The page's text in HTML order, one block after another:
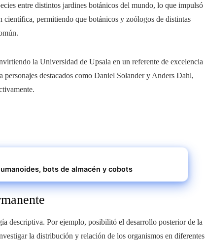
entre distintos jardines botánicos del mundo, lo que impulsó
permitiendo que botánicos y zoólogos de distintas
la Universidad de Upsala en un referente de excelencia
destacados como Daniel Solander y Anders Dahl,
bots de almacén y cobots
descriptiva. Por ejemplo, posibilitó el desarrollo posterior de la
la distribución y relación de los organismos en diferentes